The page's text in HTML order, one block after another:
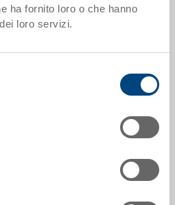
ha fornito loro o che hanno
loro servizi.